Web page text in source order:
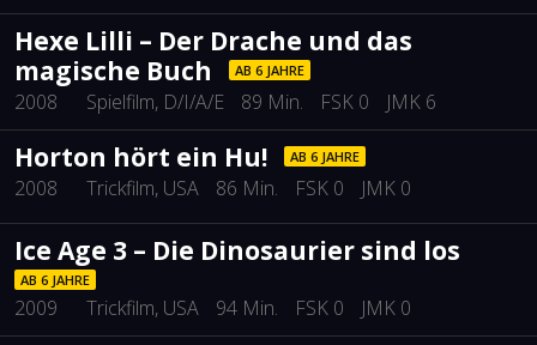
Hexe Lilli – Der Drache und das
magische Buch
AB 6 JAHRE
2008 Spielfilm, D/I/A/E 89 Min. FSK 0 JMK 6
Horton hört ein Hu! AB 6 JAHRE
2008 Trickfilm, USA 86 Min. FSK 0 JMK 0
Ice Age 3 – Die Dinosaurier sind los
AB 6 JAHRE
2009 Trickfilm, USA 94 Min. FSK 0 JMK 0